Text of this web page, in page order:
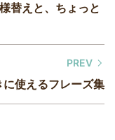
替えと、ちょっと
PREV
使えるフレーズ集